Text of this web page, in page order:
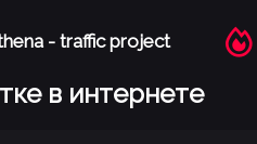
- traffic project
в интернете